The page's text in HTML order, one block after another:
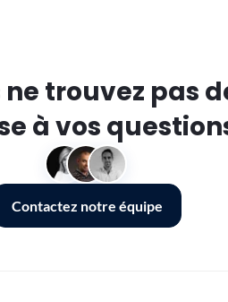
ne trouvez pas
à vos
Contactez notre équipe